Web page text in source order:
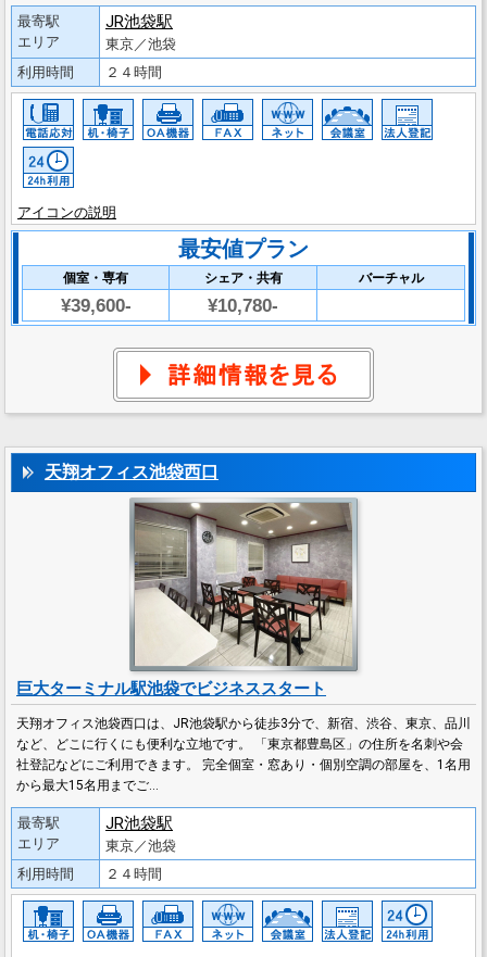
最寄駅
エリア
JR池袋駅
東京／池袋
利用時間
２４時間
アイコンの説明
最安値プラン
個室・専有 シェア・共有 バーチャル
¥39,600- ¥10,780-
天翔オフィス池袋西口
巨大ターミナル駅池袋でビジネススタート
天翔オフィス池袋西口は、JR池袋駅から徒歩3分で、新宿、渋谷、東京、品川
など、どこに行くにも便利な立地です。 「東京都豊島区」の住所を名刺や会
社登記などにご利用できます。 完全個室・窓あり・個別空調の部屋を、1名用
から最大15名用までご…
最寄駅
エリア
JR池袋駅
東京／池袋
利用時間
２４時間